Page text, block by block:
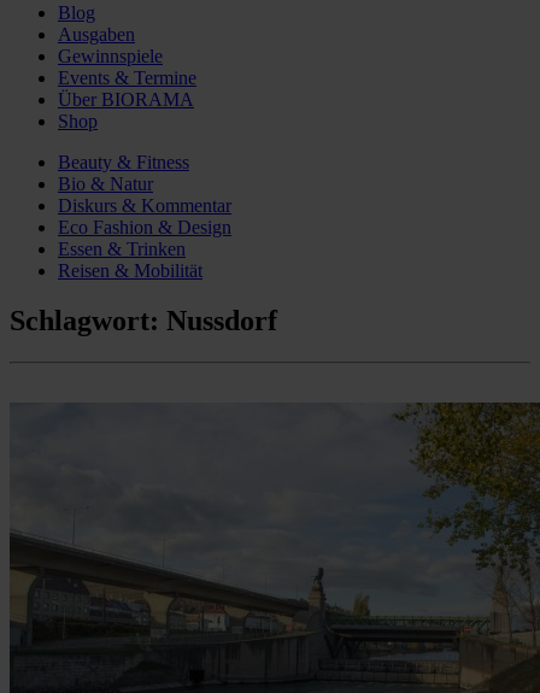
Blog
Ausgaben
Gewinnspiele
Events & Termine
Über BIORAMA
Shop
Beauty & Fitness
Bio & Natur
Diskurs & Kommentar
Eco Fashion & Design
Essen & Trinken
Reisen & Mobilität
Schlagwort: Nussdorf